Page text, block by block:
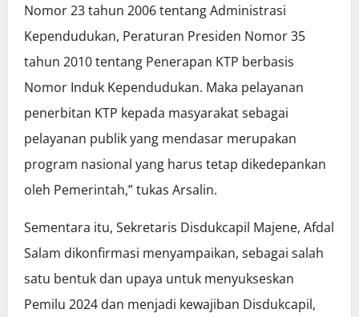
Nomor 23 tahun 2006 tentang Administrasi
Kependudukan, Peraturan Presiden Nomor 35
tahun 2010 tentang Penerapan KTP berbasis
Nomor Induk Kependudukan. Maka pelayanan
penerbitan KTP kepada masyarakat sebagai
pelayanan publik yang mendasar merupakan
program nasional yang harus tetap dikedepankan
oleh Pemerintah,” tukas Arsalin.
Sementara itu, Sekretaris Disdukcapil Majene, Afdal
Salam dikonfirmasi menyampaikan, sebagai salah
satu bentuk dan upaya untuk menyukseskan
Pemilu 2024 dan menjadi kewajiban Disdukcapil,